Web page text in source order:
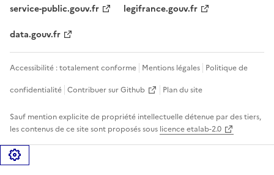
service-public.gouv.fr
legifrance.gouv.fr
data.gouv.fr
Accessibilité : totalement conforme Mentions légales Politique de
confidentialité Contribuer sur Github Plan du site
Sauf mention explicite de propriété intellectuelle détenue par des tiers,
les contenus de ce site sont proposés sous licence etalab-2.0
Gérer les cookies